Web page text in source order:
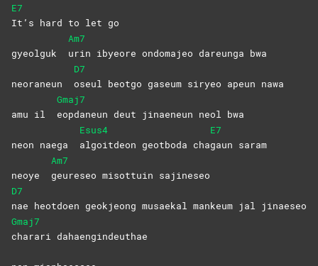
E7
It’s hard to let go
gyeolguk
Am7
urin ibyeore ondomajeo dareunga bwa
neoraneun
D7
oseul beotgo gaseum siryeo apeun nawa
amu il
Gmaj7
eopdaneun deut jinaeneun neol bwa
neon naega
Esus4
algoitdeon geotboda cha
E7
gaun saram
neoye
Am7
geureseo misottuin sajineseo
D7
nae heotdoen geokjeong musaekal mankeum jal jinaeseo
Gmaj7
charari dahaengindeuthae